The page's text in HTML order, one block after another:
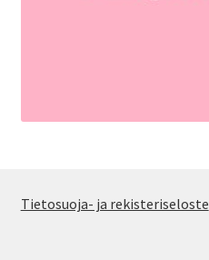
Tietosuoja- ja rekisteriseloste